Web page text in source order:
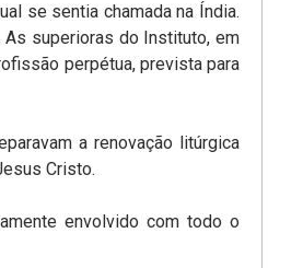
se sentia chamada na Índia.
As superioras do Instituto, em
perpétua, prevista para
a renovação litúrgica
Cristo.
envolvido com todo o